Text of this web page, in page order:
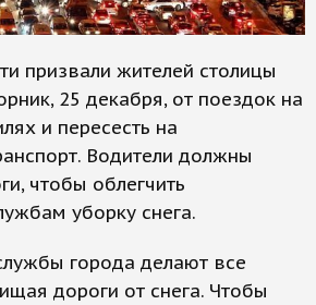
призвали жителей столицы
25 декабря, от поездок на
и пересесть на
Водители должны
чтобы облегчить
уборку снега.
города делают все
дороги от снега. Чтобы